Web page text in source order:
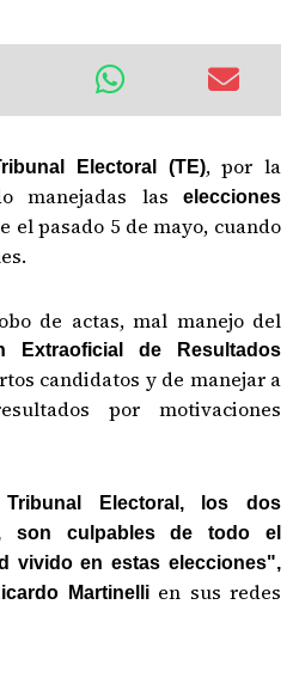
Electoral (TE), por la
manejadas las
elecciones
el pasado 5 de mayo, cuando
de actas, mal manejo del
Extraoficial de Resultados
candidatos y de manejar a
por motivaciones
Electoral, los dos
son culpables de todo el
vivido en estas elecciones",
Martinellien sus redes